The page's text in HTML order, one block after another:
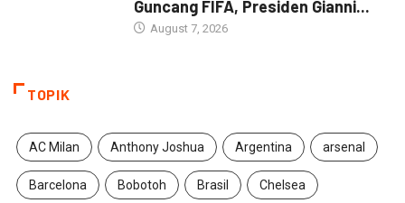
Guncang FIFA, Presiden Gianni...
August 7, 2026
TOPIK
AC Milan Anthony Joshua Argentina arsenal
Barcelona Bobotoh Brasil Chelsea